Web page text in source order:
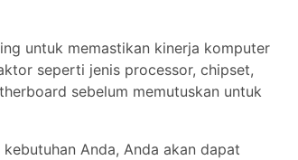
untuk memastikan kinerja komputer
seperti jenis processor, chipset,
sebelum memutuskan untuk
Anda, Anda akan dapat